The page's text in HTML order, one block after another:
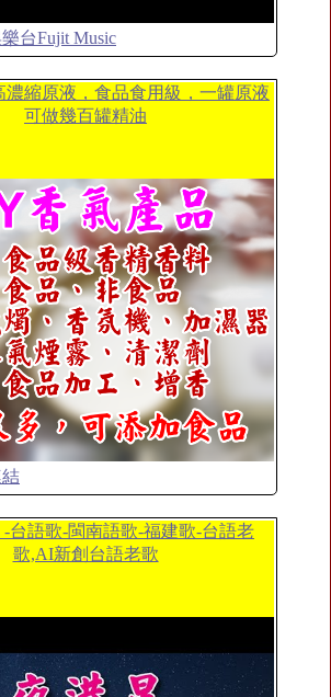
台Fujit Music
濃縮原液，食品食用級，一罐原液
可做幾百罐精油
-台語歌-閩南語歌-福建歌-台語老
歌,AI新創台語老歌